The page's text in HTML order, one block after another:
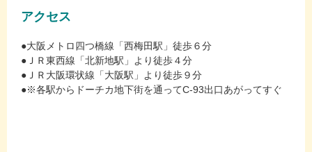
アクセス
●大阪メトロ四つ橋線「西梅田駅」徒歩６分
●ＪＲ東西線「北新地駅」より徒歩４分
●ＪＲ大阪環状線「大阪駅」より徒歩９分
●※各駅からドーチカ地下街を通ってC-93出口あがってすぐ